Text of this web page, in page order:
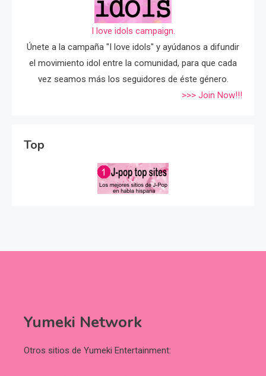
I love idols campaign.
Únete a la campaña "I love idols" y ayúdanos a difundir
el movimiento idol entre la comunidad, para que cada
vez seamos más los seguidores de éste género.
>>> Join Now!!!
Top
Yumeki Network
Otros sitios de Yumeki Entertainment: